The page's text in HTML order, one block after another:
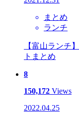
まとめ
ランチ
【富山ランチ
トまとめ
8
150,172 Views
2022.04.25